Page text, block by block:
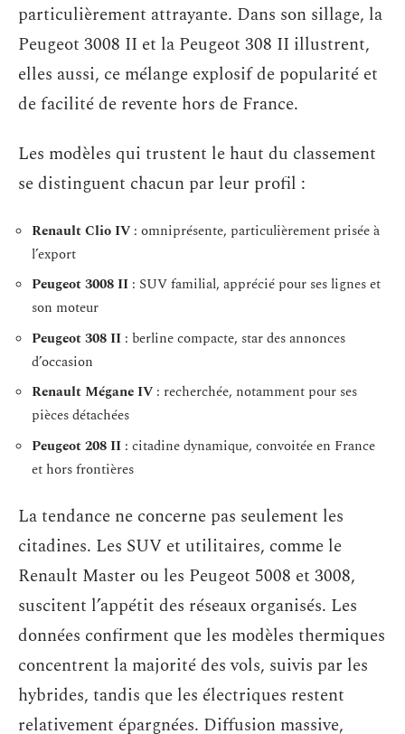
particulièrement attrayante. Dans son sillage, la
Peugeot 3008 II et la Peugeot 308 II illustrent,
elles aussi, ce mélange explosif de popularité et
de facilité de revente hors de France.
Les modèles qui trustent le haut du classement
se distinguent chacun par leur profil :
Renault Clio IV : omniprésente, particulièrement prisée à
l’export
Peugeot 3008 II : SUV familial, apprécié pour ses lignes et
son moteur
Peugeot 308 II : berline compacte, star des annonces
d’occasion
Renault Mégane IV : recherchée, notamment pour ses
pièces détachées
Peugeot 208 II : citadine dynamique, convoitée en France
et hors frontières
La tendance ne concerne pas seulement les
citadines. Les SUV et utilitaires, comme le
Renault Master ou les Peugeot 5008 et 3008,
suscitent l’appétit des réseaux organisés. Les
données confirment que les modèles thermiques
concentrent la majorité des vols, suivis par les
hybrides, tandis que les électriques restent
relativement épargnées. Diffusion massive,